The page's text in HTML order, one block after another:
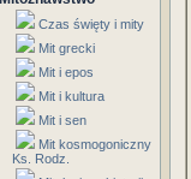
Czas święty i mity
Mit grecki
Mit i epos
Mit i kultura
Mit i sen
Mit kosmogoniczny
Ks. Rodz.